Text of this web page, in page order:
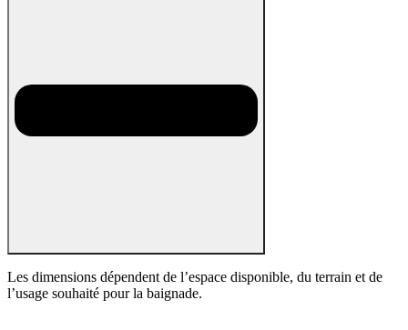
Les dimensions dépendent de l’espace disponible, du terrain et de
l’usage souhaité pour la baignade.